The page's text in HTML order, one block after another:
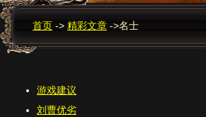
首页 -> 精彩文章 ->名士
游戏建议
刘曹优劣